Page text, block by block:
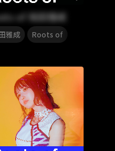
of 和田雅成
雅成 Roots of